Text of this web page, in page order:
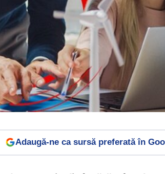
Adaugă-ne ca sursă preferată în